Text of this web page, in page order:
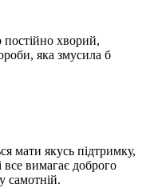
хворий,
яка змусила б
мати якусь підтримку,
вимагає доброго
самотній.